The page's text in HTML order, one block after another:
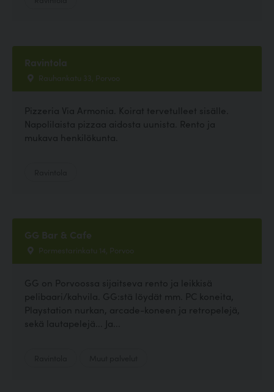
Ravintola
Rauhankatu 33, Porvoo
Pizzeria Via Armonia. Koirat tervetulleet sisälle.
Napolilaista pizzaa aidosta uunista. Rento ja
mukava henkilökunta.
GG Bar & Cafe
Pormestarinkatu 14, Porvoo
GG on Porvoossa sijaitseva rento ja leikkisä
pelibaari/kahvila. GG:stä löydät mm. PC koneita,
Playstation nurkan, arcade-koneen ja retropelejä,
sekä lautapelejä... Ja...